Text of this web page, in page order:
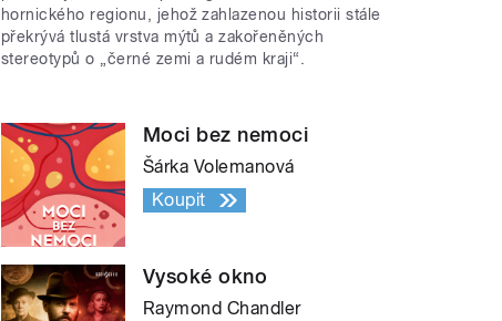
hornického regionu, jehož zahlazenou historii stále
překrývá tlustá vrstva mýtů a zakořeněných
stereotypů o „černé zemi a rudém kraji“.
Moci bez nemoci
Šárka Volemanová
Koupit
Vysoké okno
Raymond Chandler